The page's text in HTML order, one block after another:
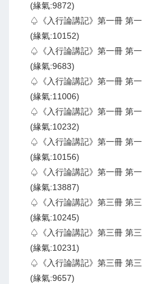
(緣氣:9872)
♤《入行論講記》第一冊 第
(緣氣:10152)
♤《入行論講記》第一冊 第
(緣氣:9683)
♤《入行論講記》第一冊 第
(緣氣:11006)
♤《入行論講記》第一冊 第
(緣氣:10232)
♤《入行論講記》第一冊 第
(緣氣:10156)
♤《入行論講記》第一冊 第
(緣氣:13887)
♤《入行論講記》第三冊 第
(緣氣:10245)
♤《入行論講記》第三冊 第
(緣氣:10231)
♤《入行論講記》第三冊 第
(緣氣:9657)